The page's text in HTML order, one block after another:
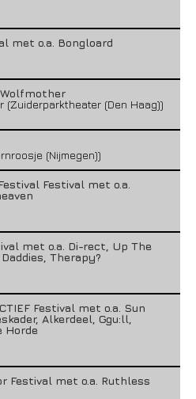
met o.a. Bongloard
Wolfmother
(Zuiderparktheater (Den Haag))
(Nijmegen))
Festival met o.a.
met o.a. Di-rect, Up The
Therapy?
Festival met o.a. Sun
Alkerdeel, Ggu:ll,
Horde
Festival met o.a. Ruthless